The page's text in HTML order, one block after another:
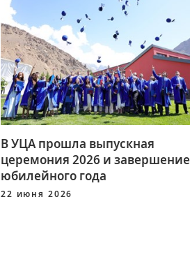
В УЦА прошла выпускная
церемония 2026 и завершение
юбилейного года
22 июня 2026